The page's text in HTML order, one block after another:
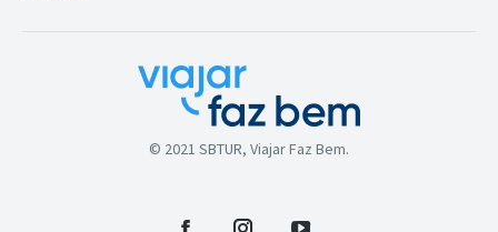
© 2021 SBTUR, Viajar Faz Bem.